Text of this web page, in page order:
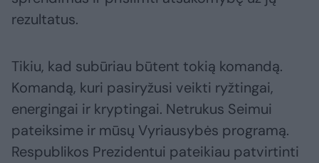
rezultatus.
Tikiu, kad subūriau būtent tokią komandą.
Komandą, kuri pasiryžusi veikti ryžtingai,
energingai ir kryptingai. Netrukus Seimui
pateiksime ir mūsų Vyriausybės programą.
Respublikos Prezidentui pateikiau patvirtinti